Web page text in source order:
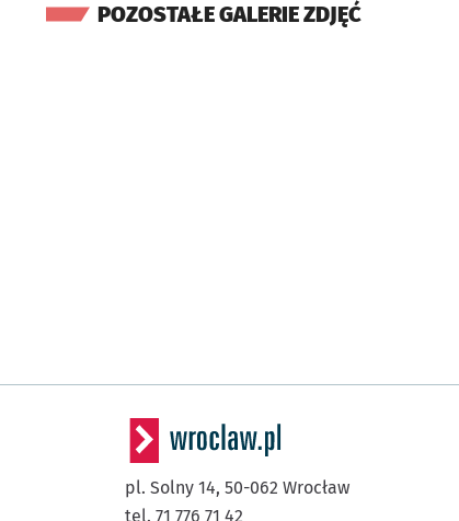
POZOSTAŁE GALERIE ZDJĘĆ
pl. Solny 14, 50-062 Wrocław
tel. 71 776 71 42